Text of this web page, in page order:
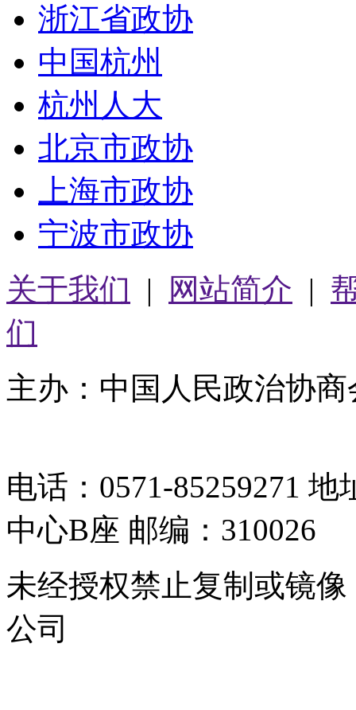
浙江省政协
中国杭州
杭州人大
北京市政协
上海市政协
宁波市政协
关于我们 | 网站简介 |
们
主办：中国人民政治协
电话：0571-85259271
中心B座 邮编：310026
未经授权禁止复制或镜
公司